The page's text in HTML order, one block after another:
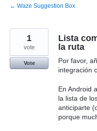
← Waze Suggestion Box
Lista
la ruta
Por favor,
integración
En Android
la lista de
anticiparte
porque
1
vote
Vote